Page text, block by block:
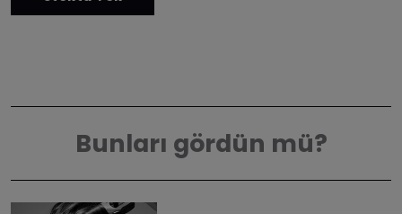
Bunları gördün mü?